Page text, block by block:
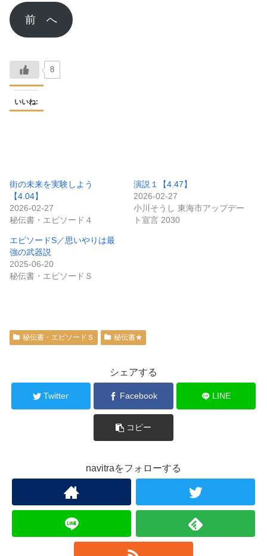
前 へ
8
いいね:
街の未来を実験しよう
【4.04】
2026-02-27
秘伝書・エピソード４
演説１【4.47】
2026-02-27
小川そうし 東海市アップデー
ト宣言 2030
エピソードS／思いやりは最
強の武器説
2025-06-20
秘伝書・エピソードＳ
秘伝書・エピソードＳ 秘伝書★
シェアする
Twitter Facebook LINE
コピー
navitraをフォローする